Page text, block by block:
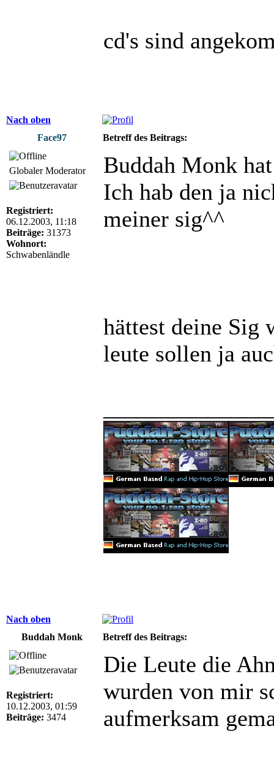
cd's sind
Nach oben
Face97
Betreff des Beitrags:
Globaler Moderator
Registriert:
06.12.2003, 11:18
Beiträge: 31373
Wohnort:
Schwabenländle
Buddah Monk
Ich hab den ja
meiner sig^^
hättest deine Sig
leute sollen ja
Nach oben
Buddah Monk
Betreff des Beitrags:
Registriert:
10.12.2003, 01:59
Beiträge: 3474
Die Leute die
wurden von mir
aufmerksam